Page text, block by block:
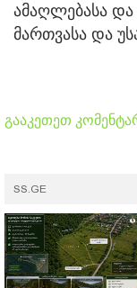
ამაღლებასა
მართვასა და
გააკეთეთ
SS.GE